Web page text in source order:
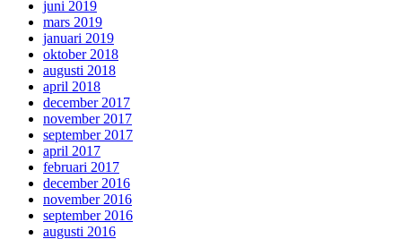
juni 2019
mars 2019
januari 2019
oktober 2018
augusti 2018
april 2018
december 2017
november 2017
september 2017
april 2017
februari 2017
december 2016
november 2016
september 2016
augusti 2016